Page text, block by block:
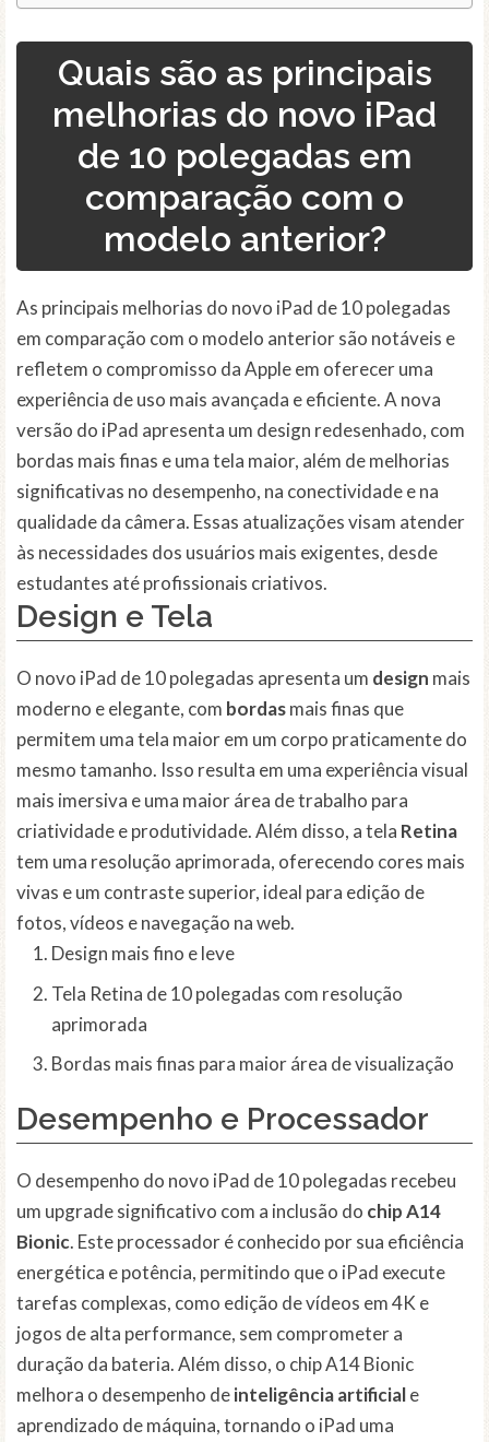
Quais são as principais
melhorias do novo iPad
de 10 polegadas em
comparação com o
modelo anterior?
As principais melhorias do novo iPad de 10 polegadas
em comparação com o modelo anterior são notáveis e
refletem o compromisso da Apple em oferecer uma
experiência de uso mais avançada e eficiente. A nova
versão do iPad apresenta um design redesenhado, com
bordas mais finas e uma tela maior, além de melhorias
significativas no desempenho, na conectividade e na
qualidade da câmera. Essas atualizações visam atender
às necessidades dos usuários mais exigentes, desde
estudantes até profissionais criativos.
Design e Tela
O novo iPad de 10 polegadas apresenta um design mais
moderno e elegante, com bordasmais finas que
permitem uma tela maior em um corpo praticamente do
mesmo tamanho. Isso resulta em uma experiência visual
mais imersiva e uma maior área de trabalho para
criatividade e produtividade. Além disso, a tela Retina
tem uma resolução aprimorada, oferecendo cores mais
vivas e um contraste superior, ideal para edição de
fotos, vídeos e navegação na web.
Design mais fino e leve
Tela Retina de 10 polegadas com resolução
aprimorada
Bordas mais finas para maior área de visualização
Desempenho e Processador
O desempenho do novo iPad de 10 polegadas recebeu
um upgrade significativo com a inclusão do chip A14
Bionic. Este processador é conhecido por sua eficiência
energética e potência, permitindo que o iPad execute
tarefas complexas, como edição de vídeos em 4K e
jogos de alta performance, sem comprometer a
duração da bateria. Além disso, o chip A14 Bionic
melhora o desempenho deinteligência artificiale
aprendizado de máquina, tornando o iPad uma